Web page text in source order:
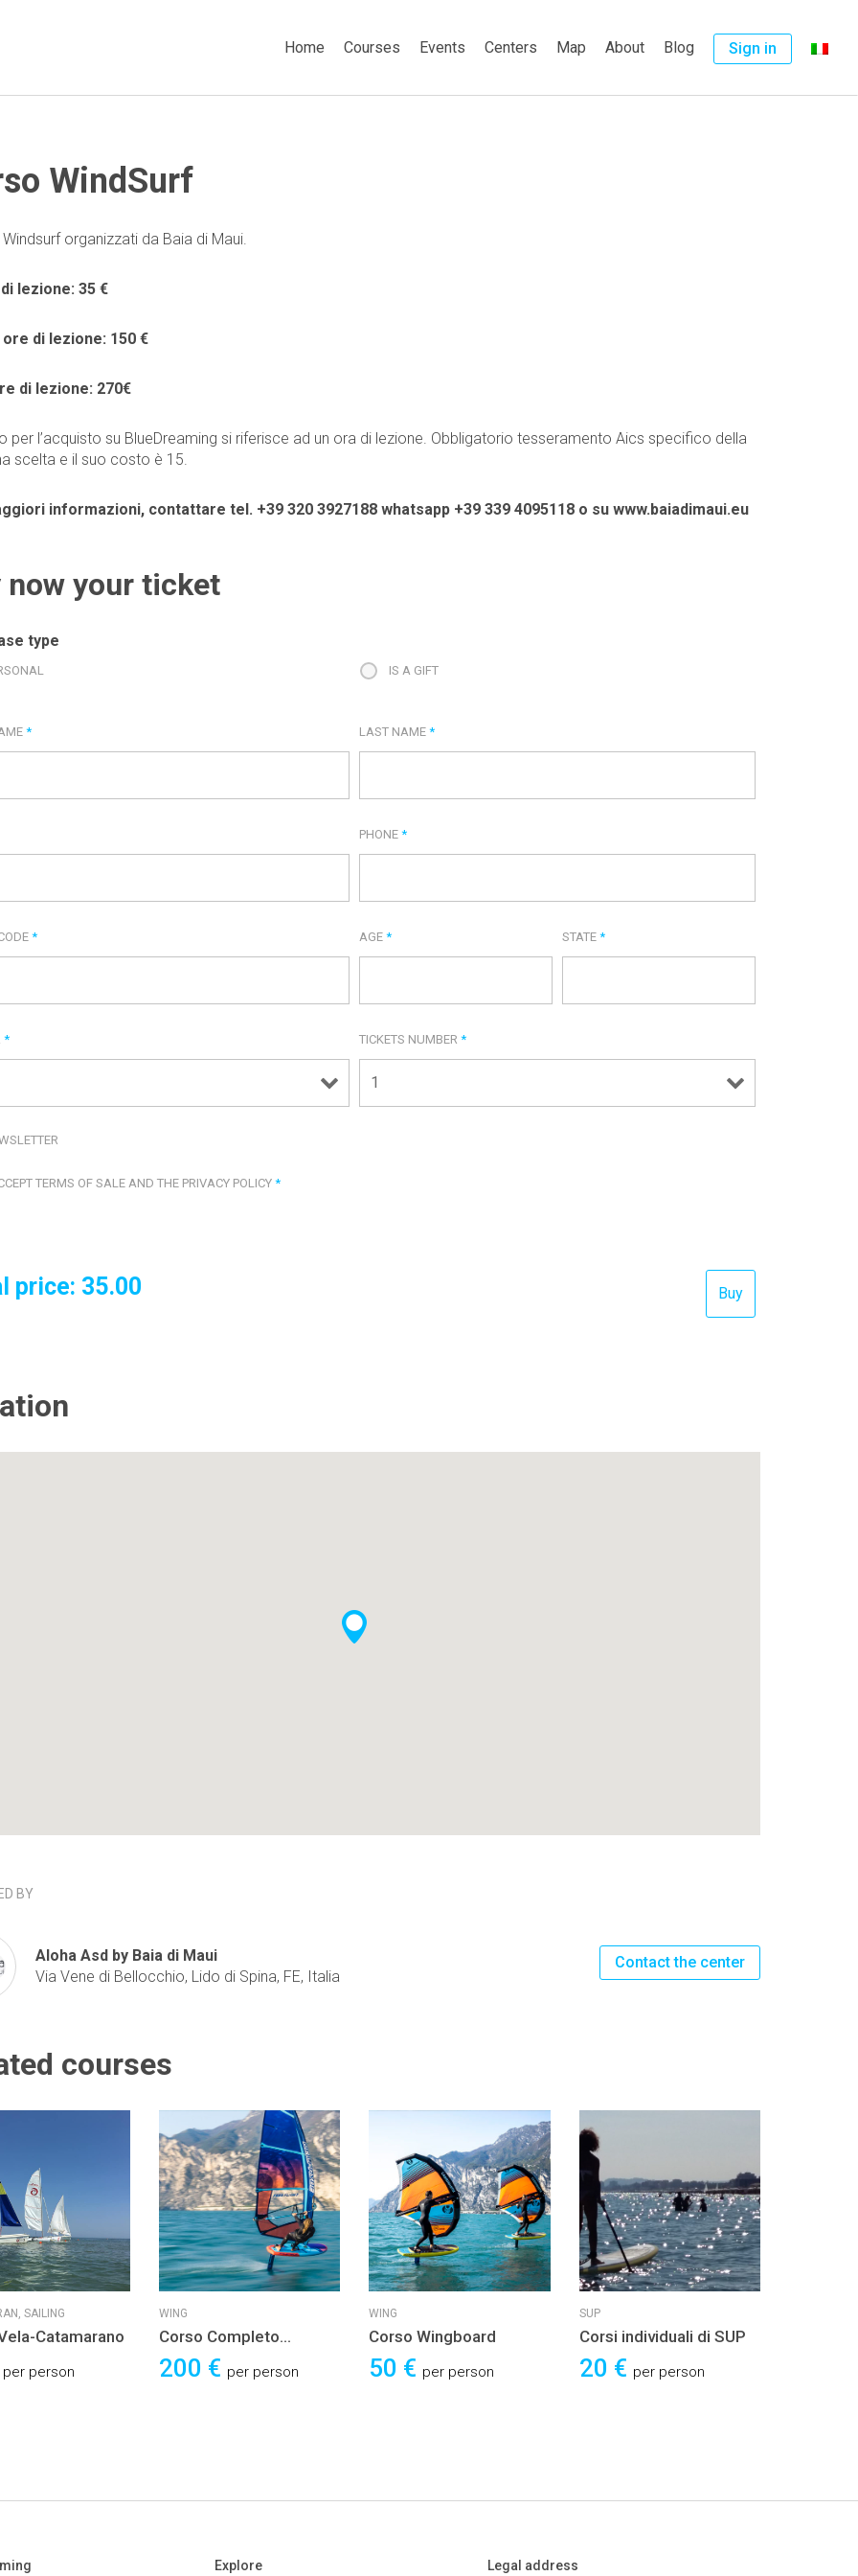
Home Courses Events Centers Map About Blog Sign in
WindSurf
organizzati da Baia di Maui.
lezione: 35 €
di lezione: 150 €
di lezione: 270€
per l’acquisto su BlueDreaming si riferisce ad un ora di lezione. Obbligatorio tesseramento Aics specifico della
scelta e il suo costo è 15.
informazioni, contattare tel. +39 320 3927188 whatsapp +39 339 4095118 o su www.baiadimaui.eu
now your ticket
type
IS A GIFT
* LAST NAME*
PHONE*
* AGE* STATE*
* TICKETS NUMBER*
TERMS OF SALE AND THE PRIVACY POLICY *
price: 35.00
BY
Aloha Asd by Baia di Maui
Via Vene di Bellocchio, Lido di Spina, FE, Italia
Contact the center
courses
SAILING
Catamarano
per person
WING
Corso Completo
WingBoard Principianti
200 € per person
WING
Corso Wingboard
50 € per person
SUP
Corsi individuali di SUP
20 € per person
Explore Legal address